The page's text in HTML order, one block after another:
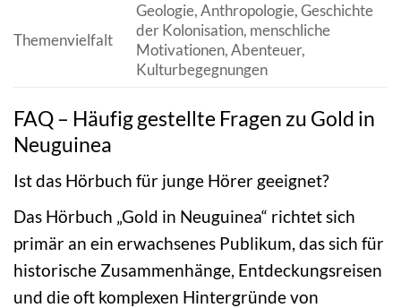
Themenvielfalt
Geologie, Anthropologie, Geschichte
der Kolonisation, menschliche
Motivationen, Abenteuer,
Kulturbegegnungen
FAQ – Häufig gestellte Fragen zu Gold in
Neuguinea
Ist das Hörbuch für junge Hörer geeignet?
Das Hörbuch „Gold in Neuguinea“ richtet sich
primär an ein erwachsenes Publikum, das sich für
historische Zusammenhänge, Entdeckungsreisen
und die oft komplexen Hintergründe von